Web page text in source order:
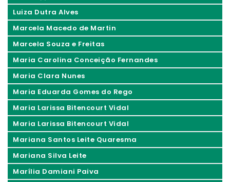
Luiza Dutra Alves
Marcela Macedo de Martin
Marcela Souza e Freitas
Maria Carolina Conceição Fernandes
Maria Clara Nunes
Maria Eduarda Gomes do Rego
Maria Larissa Bitencourt Vidal
Maria Larissa Bitencourt Vidal
Mariana Santos Leite Quaresma
Mariana Silva Leite
Marília Damiani Paiva